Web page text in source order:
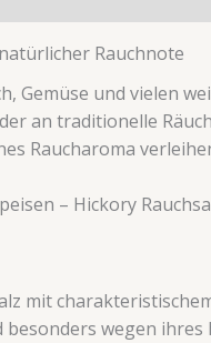
Rauchnote
Gemüse und vielen
an traditionelle
Raucharoma
– Hickory
mit
wegen